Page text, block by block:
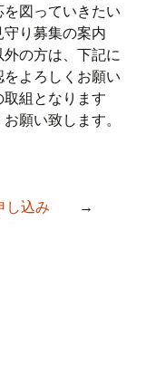
図っていきたい
り募集の案内
の方は、下記に
よろしくお願い
組となります
願い致します。
し込み
→